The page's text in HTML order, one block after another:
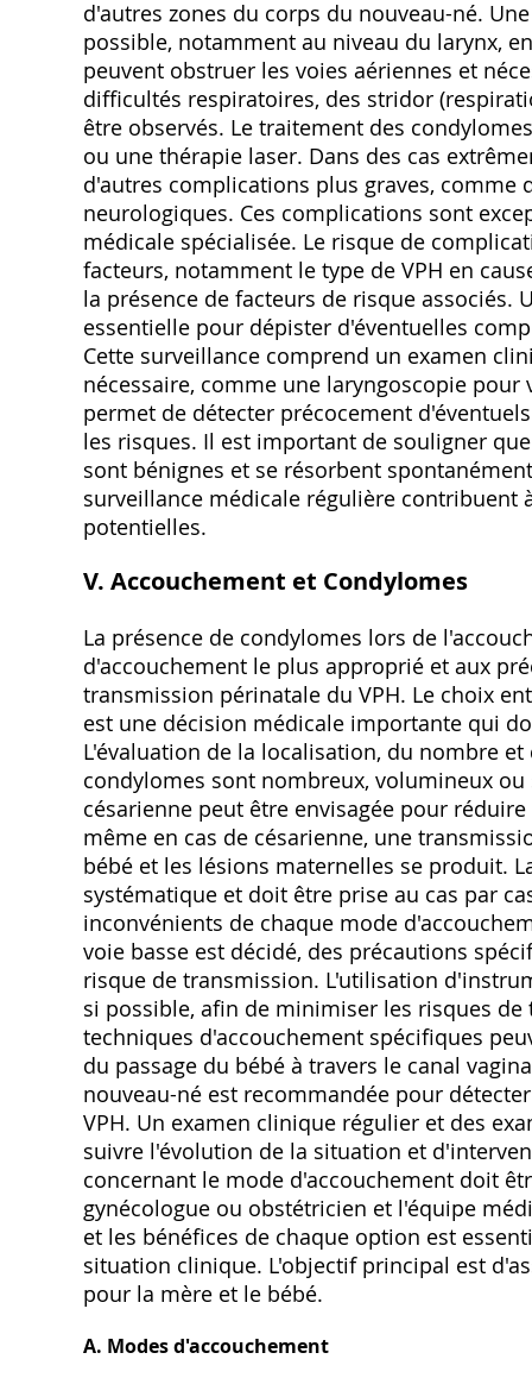
d'autres zones du corps du nouveau-né.
possible, notamment au niveau du larynx,
peuvent obstruer les voies aériennes et
difficultés respiratoires, des stridor
être observés. Le traitement des
ou une thérapie laser. Dans des cas
d'autres complications plus graves,
neurologiques. Ces complications sont
médicale spécialisée. Le risque de
facteurs, notamment le type de VPH en
la présence de facteurs de risque associés.
essentielle pour dépister d'éventuelles
Cette surveillance comprend un examen
nécessaire, comme une laryngoscopie
permet de détecter précocement
les risques. Il est important de souligner
sont bénignes et se résorbent
surveillance médicale régulière
potentielles.
V. Accouchement et Condylomes
La présence de condylomes lors de
d'accouchement le plus approprié et aux
transmission périnatale du VPH. Le choix
est une décision médicale importante qui
L'évaluation de la localisation, du nombre
condylomes sont nombreux, volumineux
césarienne peut être envisagée pour
même en cas de césarienne, une
bébé et les lésions maternelles se produit.
systématique et doit être prise au cas par
inconvénients de chaque mode
voie basse est décidé, des précautions
risque de transmission. L'utilisation
si possible, afin de minimiser les risques
techniques d'accouchement spécifiques
du passage du bébé à travers le canal
nouveau-né est recommandée pour
VPH. Un examen clinique régulier et des
suivre l'évolution de la situation et
concernant le mode d'accouchement doit
gynécologue ou obstétricien et l'équipe
et les bénéfices de chaque option est
situation clinique. L'objectif principal est
pour la mère et le bébé.
A. Modes d'accouchement